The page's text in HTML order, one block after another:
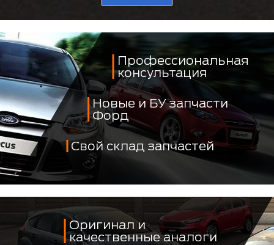
Профессиональная
консультация
Новые и БУ запчасти
Форд
Свой склад запчастей
Оригинал и
качественные аналоги